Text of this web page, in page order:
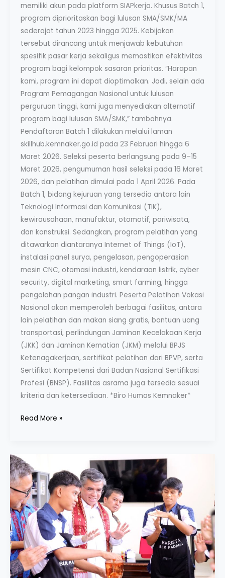
memiliki akun pada platform SIAPkerja. Khusus Batch 1,
program diprioritaskan bagi lulusan SMA/SMK/MA
sederajat tahun 2023 hingga 2025. Kebijakan
tersebut dirancang untuk menjawab kebutuhan
spesifik pasar kerja sekaligus memastikan efektivitas
program bagi kelompok sasaran prioritas. “Harapan
kami, program ini dapat dioptimalkan. Jadi, selain ada
Program Pemagangan Nasional untuk lulusan
perguruan tinggi, kami juga menyediakan alternatif
program bagi lulusan SMA/SMK,” tambahnya.
Pendaftaran Batch 1 dilakukan melalui laman
skillhub.kemnaker.go.id pada 23 Februari hingga 6
Maret 2026. Seleksi peserta berlangsung pada 9–15
Maret 2026, pengumuman hasil seleksi pada 16 Maret
2026, dan pelatihan dimulai pada 1 April 2026. Pada
Batch 1, bidang kejuruan yang tersedia antara lain
Teknologi Informasi dan Komunikasi (TIK),
kewirausahaan, manufaktur, otomotif, pariwisata,
dan konstruksi. Sedangkan, program pelatihan yang
ditawarkan diantaranya Internet of Things (IoT),
instalasi panel surya, pengelasan, pengoperasian
mesin CNC, otomasi industri, kendaraan listrik, cyber
security, digital marketing, smart farming, hingga
pengolahan pangan industri. Peserta Pelatihan Vokasi
Nasional akan memperoleh berbagai fasilitas, antara
lain pelatihan dan makan siang gratis, bantuan uang
transportasi, perlindungan Jaminan Kecelakaan Kerja
(JKK) dan Jaminan Kematian (JKM) melalui BPJS
Ketenagakerjaan, sertifikat pelatihan dari BPVP, serta
Sertifikat Kompetensi dari Badan Nasional Sertifikasi
Profesi (BNSP). Fasilitas asrama juga tersedia sesuai
kriteria dan ketersediaan. *Biro Humas Kemnaker*
Read More »
Kemnaker
Hadirkan
Pelatihan
Vokasi
Inklusif
untuk
Disabilitas
dan
Lansia